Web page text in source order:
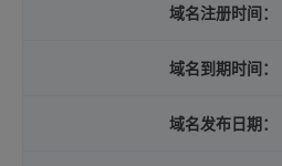
域名注册时间：
域名到期时间：
域名发布日期：